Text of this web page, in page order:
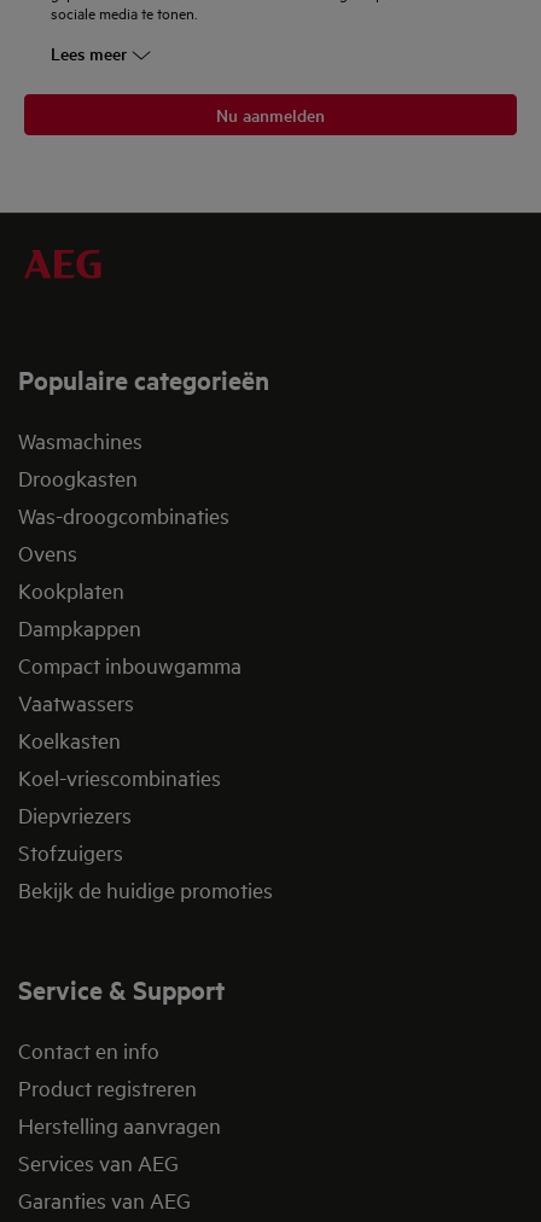
sociale media te tonen.
Lees meer
Nu aanmelden
Populaire categorieën
Wasmachines
Droogkasten
Was-droogcombinaties
Ovens
Kookplaten
Dampkappen
Compact inbouwgamma
Vaatwassers
Koelkasten
Koel-vriescombinaties
Diepvriezers
Stofzuigers
Bekijk de huidige promoties
Service & Support
Contact en info
Product registreren
Herstelling aanvragen
Services van AEG
Garanties van AEG